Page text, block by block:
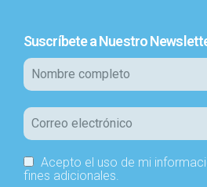
Suscríbete a Nuestro
Acepto el uso de mi
fines adicionales.